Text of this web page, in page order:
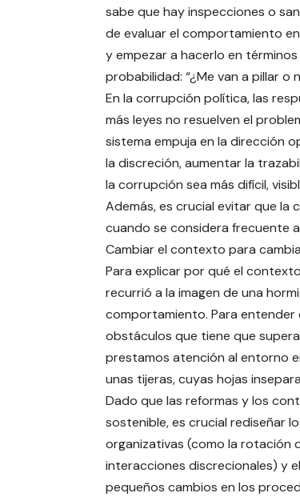
sabe que hay inspecciones o
de evaluar el comportamiento
y empezar a hacerlo en
probabilidad: “¿Me van a pillar o
En la corrupción política, las
más leyes no resuelven el
sistema empuja en la dirección
la discreción, aumentar la
la corrupción sea más difícil,
Además, es crucial evitar que la
cuando se considera frecuente
Cambiar el contexto para
Para explicar por qué el
recurrió a la imagen de una
comportamiento. Para entender
obstáculos que tiene que
prestamos atención al entorno
unas tijeras, cuyas hojas
Dado que las reformas y los
sostenible, es crucial rediseñar
organizativas (como la rotación
interacciones discrecionales) y
pequeños cambios en los